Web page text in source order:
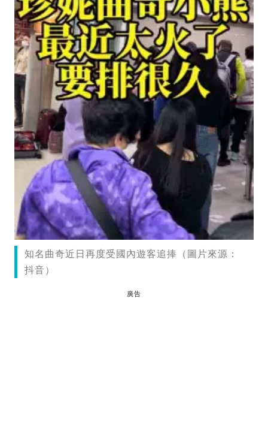
知名曲奇近日再度受國內遊客追捧（圖片來源：
抖音）
廣告